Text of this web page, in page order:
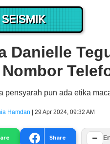
SEISMIK
Danielle
pensyarah pun ada etika
Hamdan | 29 Apr 2024, 09:32 AM
Share −